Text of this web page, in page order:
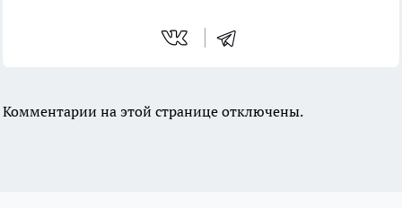
Комментарии на этой странице отключены.